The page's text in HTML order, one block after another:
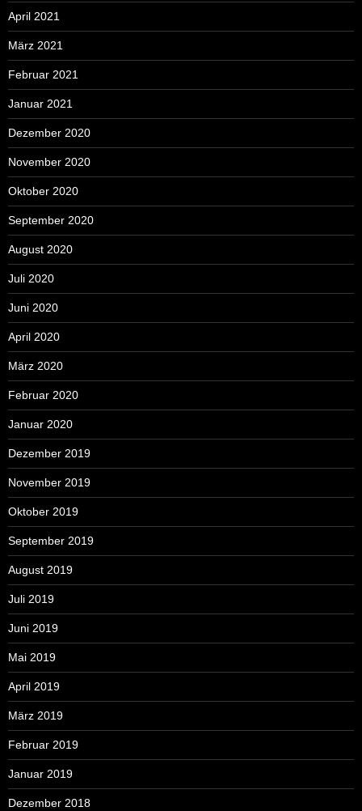
April 2021
März 2021
Februar 2021
Januar 2021
Dezember 2020
November 2020
Oktober 2020
September 2020
August 2020
Juli 2020
Juni 2020
April 2020
März 2020
Februar 2020
Januar 2020
Dezember 2019
November 2019
Oktober 2019
September 2019
August 2019
Juli 2019
Juni 2019
Mai 2019
April 2019
März 2019
Februar 2019
Januar 2019
Dezember 2018